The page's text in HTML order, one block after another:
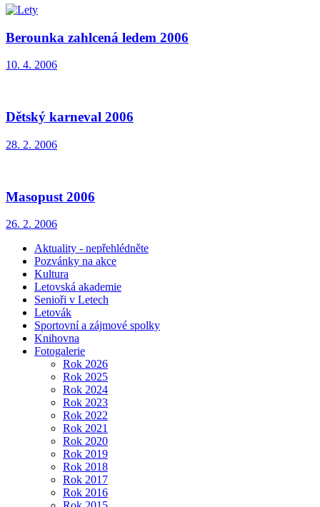
Berounka zahlcená ledem 2006
10. 4. 2006
Dětský karneval 2006
28. 2. 2006
Masopust 2006
26. 2. 2006
Aktuality - nepřehlédněte
Pozvánky na akce
Kultura
Letovská akademie
Senioři v Letech
Letovák
Sportovní a zájmové spolky
Knihovna
Fotogalerie
Rok 2026
Rok 2025
Rok 2024
Rok 2023
Rok 2022
Rok 2021
Rok 2020
Rok 2019
Rok 2018
Rok 2017
Rok 2016